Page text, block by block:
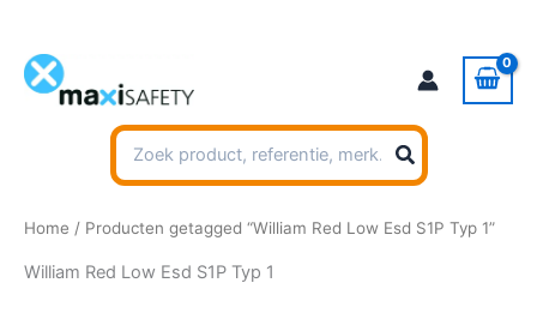
inhoud
Zoeken
naar:
Home / Producten getagged “William Red Low Esd S1P Typ 1”
William Red Low Esd S1P Typ 1